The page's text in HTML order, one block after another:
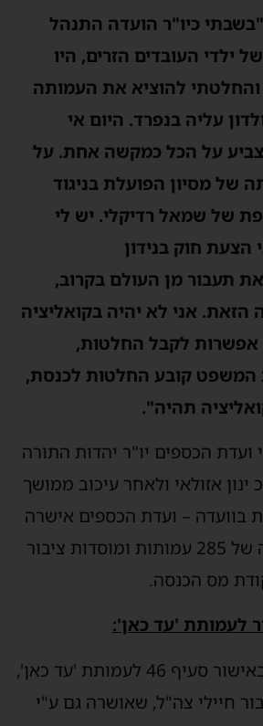
כיו"ר הועדה התנהל
העובדים הזרים, היו
להוציא את העמותה
עליה בנפרד. היום אי
על הכל כמקשה אחת. על
מסיון הפועלת בניגוד
של שמאל רדיקלי.יש לי
חוק בנידון
מן העולם בקרוב,
אני לא יהיה בקואליציה
לקבל החלטות,
קובע החלטות לכנסת,
תהיה".
הכספים יו"ר יהדות התורה
אזולאי ולאחר עיכוב ממושך
– ועדת הכספים אישרה
כעת רשימה ארוכה של 285 עמותות ומוסדות ציבור
לעמותת 'עד כאן':
סערה נוספת היה באישור סעיף 46 לעמותת 'עד כאן',
צה"ל, שאושרה גם ע"י